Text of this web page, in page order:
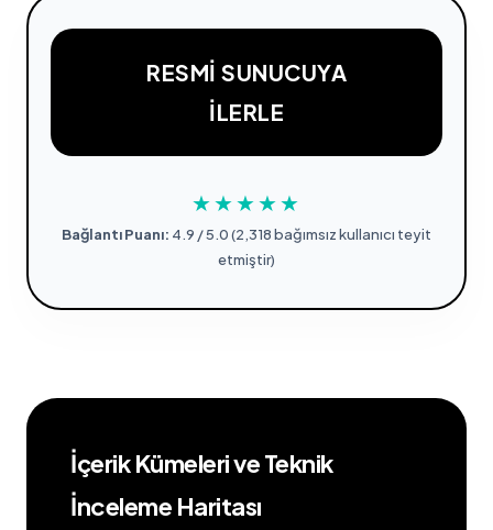
RESMI SUNUCUYA
İLERLE
★★★★★
Bağlantı Puanı: 4.9 / 5.0 (2,318 bağımsız kullanıcı teyit
etmiştir)
İçerik Kümeleri ve Teknik
İnceleme Haritası